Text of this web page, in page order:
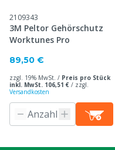
2109343
3M Peltor Gehörschutz
Worktunes Pro
89,50 €
zzgl. 19% MwSt. / Preis pro Stück
inkl. MwSt. 106,51 € / zzgl.
Versandkosten